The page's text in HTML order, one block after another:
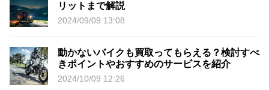
リットまで解説
2024/09/09 13:08
動かないバイクも買取ってもらえる？検討すべ
きポイントやおすすめのサービスを紹介
2024/10/09 12:26